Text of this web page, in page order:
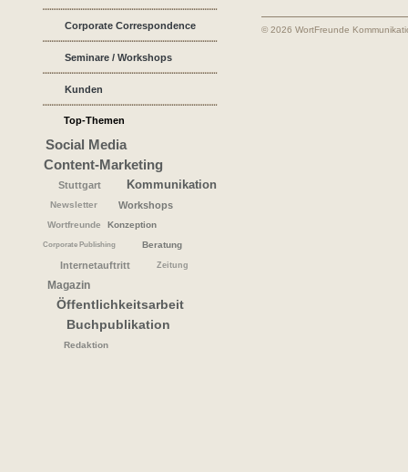
Corporate Correspondence
Seminare / Workshops
Kunden
Top-Themen
Social Media
Content-Marketing
Stuttgart Kommunikation
Newsletter Workshops
Wortfreunde Konzeption
Corporate Publishing Beratung
Internetauftritt Zeitung
Magazin
Öffentlichkeitsarbeit
Buchpublikation
Redaktion
© 2026 WortFreunde